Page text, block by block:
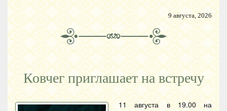
9 августа, 2026
Ковчег приглашает на встречу
11 августа в 19.00 на